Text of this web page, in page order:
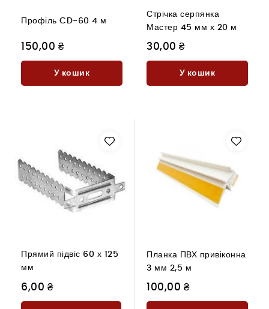
Профіль CD-60 4 м
150,00 ₴
У кошик
Стрічка серпянка
Мастер 45 мм х 20 м
30,00 ₴
У кошик
Прямий підвіс 60 х 125
мм
6,00 ₴
Планка ПВХ привіконна
3 мм 2,5 м
100,00 ₴